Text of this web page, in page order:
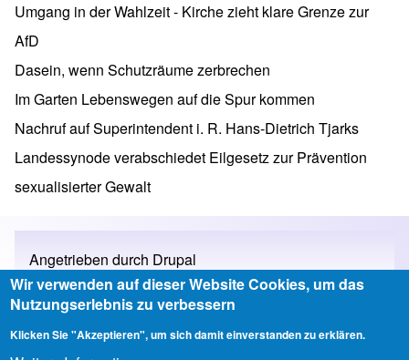
Umgang in der Wahlzeit - Kirche zieht klare Grenze zur
AfD
Dasein, wenn Schutzräume zerbrechen
Im Garten Lebenswegen auf die Spur kommen
Nachruf auf Superintendent i. R. Hans-Dietrich Tjarks
Landessynode verabschiedet Eilgesetz zur Prävention
sexualisierter Gewalt
Angetrieben durch Drupal
Wir verwenden auf dieser Website Cookies, um das
Nutzungserlebnis zu verbessern
Klicken Sie "Akzeptieren", um sich damit einverstanden zu erklären.